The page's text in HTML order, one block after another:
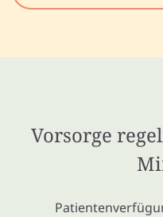
Vorsorge